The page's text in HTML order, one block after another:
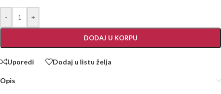
- +
DODAJ U KORPU
Uporedi Dodaj u listu želja
Opis